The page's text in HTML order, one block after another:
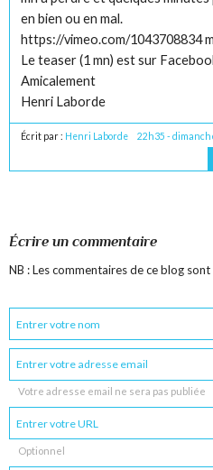
en bien ou en mal.
https://vimeo.com/1043708834
Le teaser (1 mn) est sur
Amicalement
Henri Laborde
Écrit par : Henri Laborde 22h35 -
Écrire un commentaire
NB : Les commentaires de ce blog
Votre adresse email ne sera pas publiée
Optionnel